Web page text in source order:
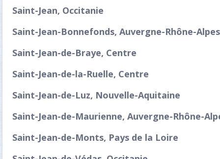
Saint-Jean, Occitanie
Saint-Jean-Bonnefonds, Auvergne-Rhône-Alpes
Saint-Jean-de-Braye, Centre
Saint-Jean-de-la-Ruelle, Centre
Saint-Jean-de-Luz, Nouvelle-Aquitaine
Saint-Jean-de-Maurienne, Auvergne-Rhône-
Saint-Jean-de-Monts, Pays de la Loire